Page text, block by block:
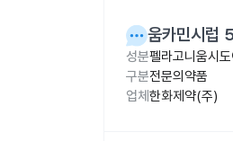
움카민시럽
성분펠라고니움시
구분전문의약품
업체 한화제약(주)